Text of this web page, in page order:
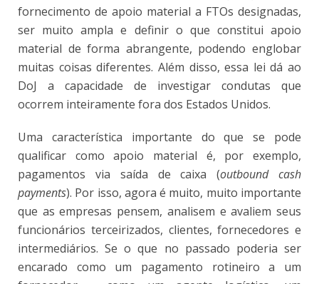
fornecimento de apoio material a FTOs designadas,
ser muito ampla e definir o que constitui apoio
material de forma abrangente, podendo englobar
muitas coisas diferentes. Além disso, essa lei dá ao
DoJ a capacidade de investigar condutas que
ocorrem inteiramente fora dos Estados Unidos.
Uma característica importante do que se pode
qualificar como apoio material é, por exemplo,
pagamentos via saída de caixa (outbound cash
payments). Por isso, agora é muito, muito importante
que as empresas pensem, analisem e avaliem seus
funcionários terceirizados, clientes, fornecedores e
intermediários. Se o que no passado poderia ser
encarado como um pagamento rotineiro a um